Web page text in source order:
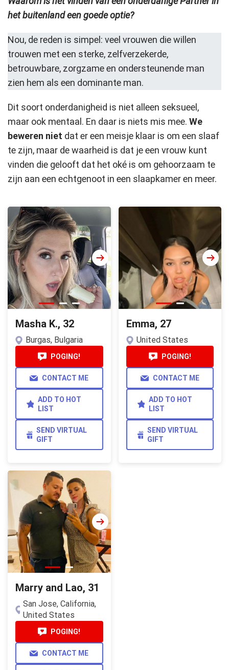
het buitenland een goede optie?
Nou, de reden is simpel: veel vrouwen die willen
trouwen met een sterke, zelfverzekerde,
betrouwbare, zorgzame en ondersteunende man
zien hem als een dominante man.
Dit soort onderdanigheid is niet alleen seksueel,
maar ook mentaal. En daar is niets mis mee. We
beweren niet dat er een meisje klaar is om een slaaf
te zijn, maar de waarheid is dat je een vrouw kunt
vinden die gelooft dat het oké is om gehoorzaam te
zijn aan een echtgenoot in een slaapkamer en meer.
Masha K., 32
Burgas, Bulgaria
POGING!
CONTACT ME
ADD TO HOT
LIST
SEND VIRTUAL
GIFT
Emma, 27
United States
POGING!
CONTACT ME
ADD TO HOT
LIST
SEND VIRTUAL
GIFT
Marry and Lao, 31
San Jose, California,
United States
POGING!
CONTACT ME